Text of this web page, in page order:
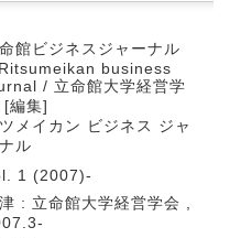
館ビジネスジャーナル
business
/ 立命館大学経営学
[編集]
メイカン ビジネス ジャ
ル
1 (2007)-
: 立命館大学経営学会 ,